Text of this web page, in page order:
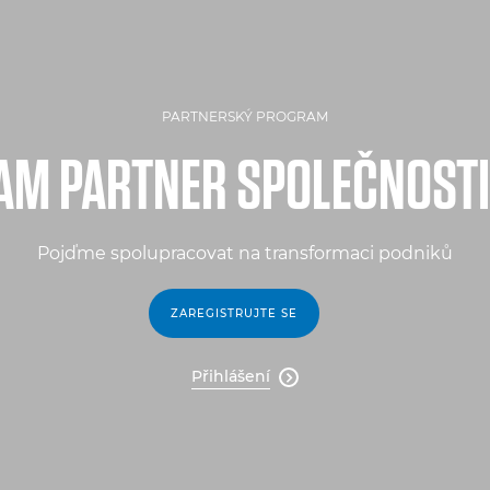
PARTNERSKÝ PROGRAM
PARTNER
Pojďme spolupracovat na transformaci podniků
ZAREGISTRUJTE SE
Přihlášení 